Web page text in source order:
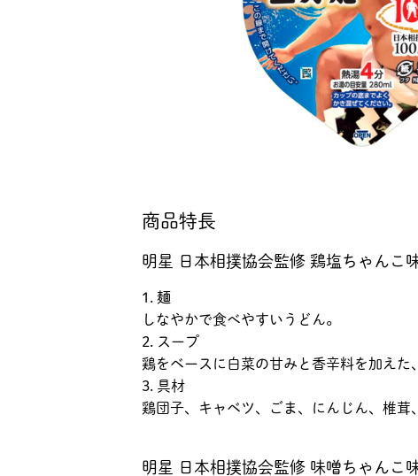
商品特長
明星 日本相撲協会監修 鶏塩ちゃんこ
1. 麺
しなやかで食べやすいうどん。
2. スープ
鶏をベースに白菜の甘みと香辛料を加えた
3. 具材
鶏団子、キャベツ、ごま、にんじん、椎茸
明星 日本相撲協会監修 味噌ちゃんこ